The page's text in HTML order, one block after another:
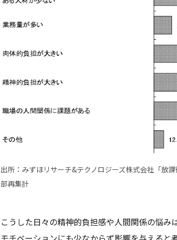
出所：みずほリサーチ&テクノロジーズ株式会社「放
部再集計
こうした日々の精神的負担感や人間関係の悩